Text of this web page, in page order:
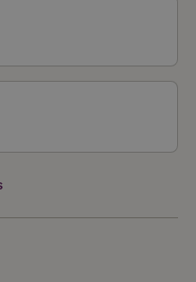
piscine et un
vélos se trouve à 2